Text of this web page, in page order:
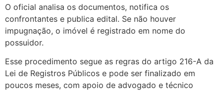
O oficial analisa os documentos, notifica os
confrontantes e publica edital. Se não houver
impugnação, o imóvel é registrado em nome do
possuidor.
Esse procedimento segue as regras do artigo 216-A da
Lei de Registros Públicos e pode ser finalizado em
poucos meses, com apoio de advogado e técnico